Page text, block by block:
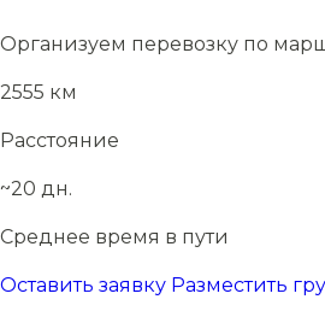
Организуем перевозку по
2555 км
Расстояние
~20 дн.
Среднее время в пути
Оставить заявку Разместить